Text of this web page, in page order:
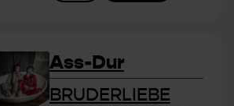
Ass-Dur
BRUDERLIEBE